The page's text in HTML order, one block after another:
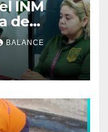
INM
de
el
BALANCE